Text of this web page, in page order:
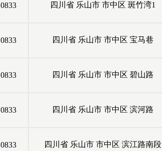
0833 四川省 乐山市 市中区 斑竹湾1
0833 四川省 乐山市 市中区 宝马巷
0833 四川省 乐山市 市中区 碧山路
0833 四川省 乐山市 市中区 滨河路
0833 四川省 乐山市 市中区 滨江路南段